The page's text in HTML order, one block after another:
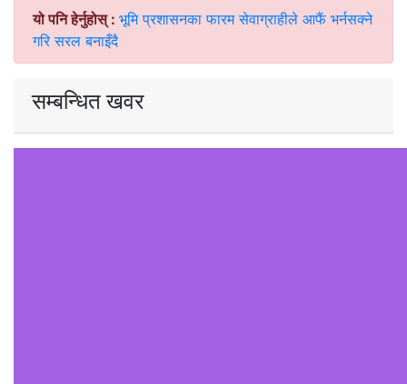
यो पनि हेर्नुहोस् : भूमि प्रशासनका फारम सेवाग्राहीले आफैं भर्नसक्ने
गरि सरल बनाइँदै
सम्बन्धित खवर